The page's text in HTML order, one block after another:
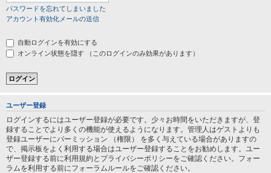
パスワードを忘れてしまいました
アカウント有効化メールの送信
自動ログインを有効にする
オンライン状態を隠す （このログインのみ効果があります）
ユーザー登録
ログインするにはユーザー登録が必要です。少々お時間をいただきますが、登
録することでより多くの機能が使えるようになります。管理人はゲストよりも
登録ユーザーにパーミッション （権限） を多く与えている場合がありますの
で、掲示板をよく利用する場合はユーザー登録することをお勧めします。ユー
ザー登録する前に利用規約とプライバシーポリシーをご確認ください。フォー
ラムを利用する前にフォーラムルールをご確認ください。